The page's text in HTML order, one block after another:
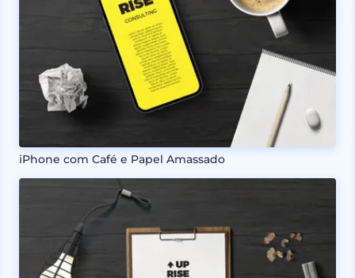
iPhone com Café e Papel Amassado